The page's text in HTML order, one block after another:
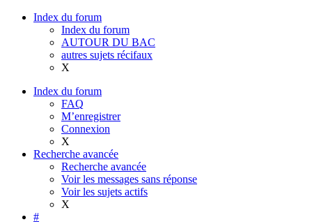
Index du forum
Index du forum
AUTOUR DU BAC
autres sujets récifaux
X
Index du forum
FAQ
M’enregistrer
Connexion
X
Recherche avancée
Recherche avancée
Voir les messages sans réponse
Voir les sujets actifs
X
#